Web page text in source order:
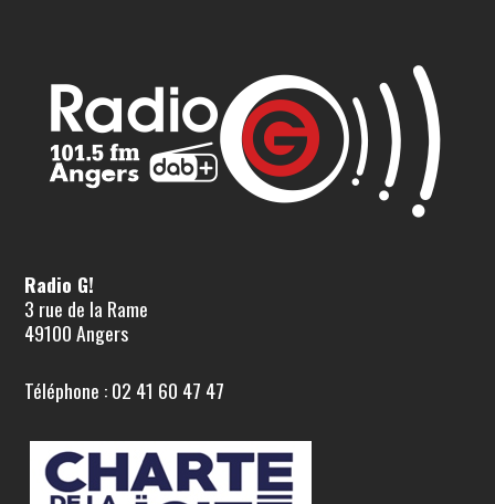
Radio G!
3 rue de la Rame
49100 Angers
Téléphone : 02 41 60 47 47